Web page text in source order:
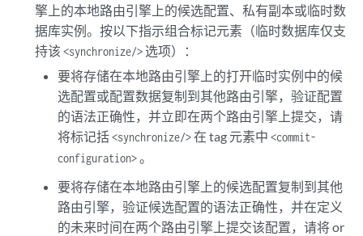
擎上的本地路由引擎上的候选配置、私有副本或临时数
据库实例。按以下指示组合标记元素（临时数据库仅支
持该<synchronize/> 选项）：
要将存储在本地路由引擎上的打开临时实例中的候
选配置或配置数据复制到其他路由引擎，验证配置
的语法正确性，并立即在两个路由引擎上提交，请
将标记括<synchronize/>在 tag 元素中 <commit-
configuration>。
要将存储在本地路由引擎上的候选配置复制到其他
路由引擎，验证候选配置的语法正确性，并在定义
的未来时间在两个路由引擎上提交该配置，请将 or